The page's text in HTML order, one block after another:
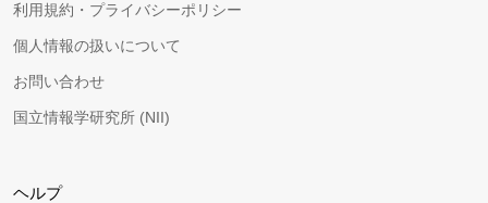
利用規約・プライバシーポリシー
個人情報の扱いについて
お問い合わせ
国立情報学研究所 (NII)
ヘルプ